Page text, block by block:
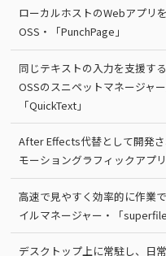
ローカルホストのWebアプリ
OSS・「PunchPage」
同じテキストの入力を支援す
OSSのスニペットマネージャ
「QuickText」
After Effects代替として開発
モーショングラフィックアプ
高速で見やすく効率的に作業
イルマネージャー・「superfile
デスクトップ上に常駐し、日